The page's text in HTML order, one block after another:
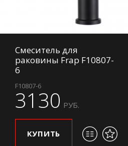
Смеситель для
раковины Frap F10807-
6
F10807-6
3130 РУБ.
КУПИТЬ